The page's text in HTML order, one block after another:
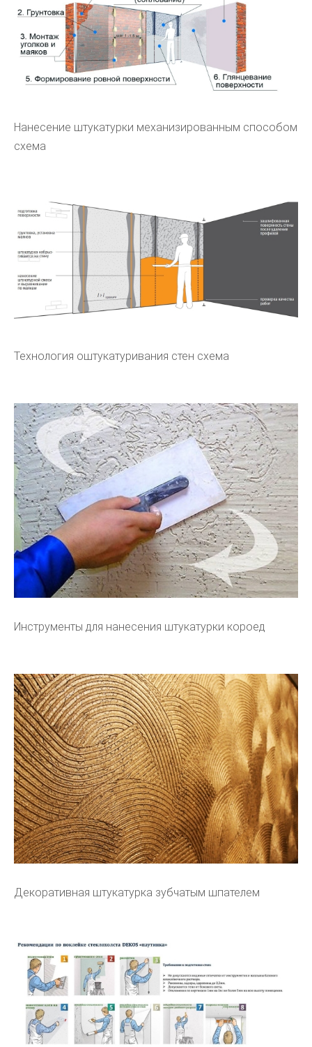
Нанесение штукатурки механизированным способом
схема
Технология оштукатуривания стен схема
Инструменты для нанесения штукатурки короед
Декоративная штукатурка зубчатым шпателем